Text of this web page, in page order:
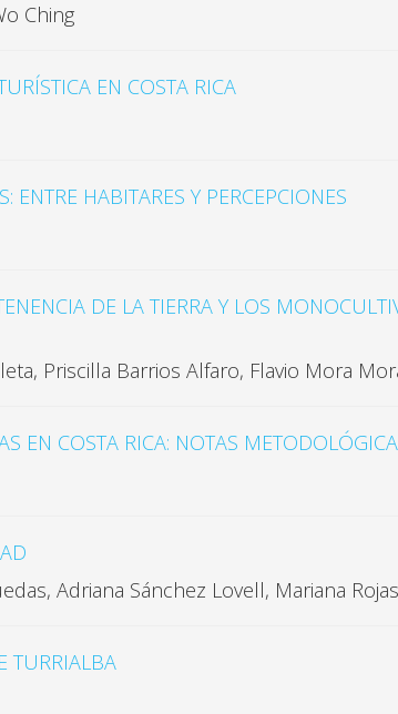
Ching
EN COSTA RICA
ENTRE HABITARES Y PERCEPCIONES
DE LA TIERRA Y LOS
Priscilla Barrios Alfaro, Flavio Mora
EN COSTA RICA: NOTAS
Adriana Sánchez Lovell, Mariana
TURRIALBA